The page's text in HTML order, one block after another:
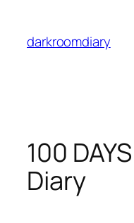
content
darkroomdiary
100
Diary